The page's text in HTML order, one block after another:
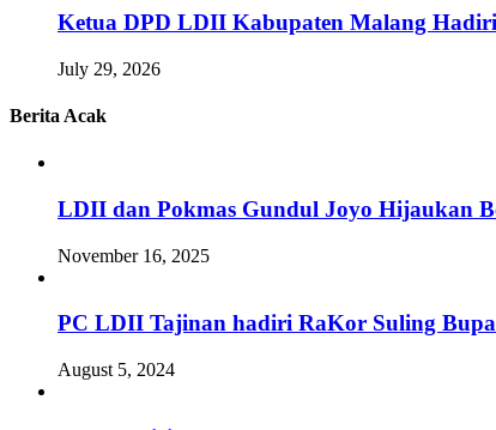
Ketua DPD LDII Kabupaten Malang
July 29, 2026
Berita Acak
LDII dan Pokmas Gundul Joyo Hijaukan
November 16, 2025
PC LDII Tajinan hadiri RaKor Suling
August 5, 2024